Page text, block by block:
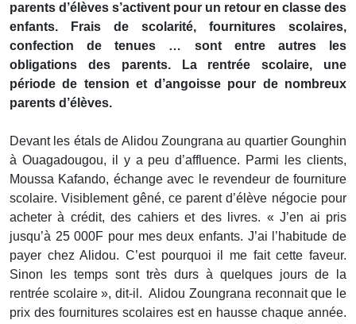
parents d’élèves s’activent pour un retour en classe des
enfants. Frais de scolarité, fournitures scolaires,
confection de tenues … sont entre autres les
obligations des parents. La rentrée scolaire, une
période de tension et d’angoisse pour de nombreux
parents d’élèves.
Devant les étals de Alidou Zoungrana au quartier Gounghin
à Ouagadougou, il y a peu d’affluence. Parmi les clients,
Moussa Kafando, échange avec le revendeur de fourniture
scolaire. Visiblement gêné, ce parent d’élève négocie pour
acheter à crédit, des cahiers et des livres. « J’en ai pris
jusqu’à 25 000F pour mes deux enfants. J’ai l’habitude de
payer chez Alidou. C’est pourquoi il me fait cette faveur.
Sinon les temps sont très durs à quelques jours de la
rentrée scolaire », dit-il. Alidou Zoungrana reconnait que le
prix des fournitures scolaires est en hausse chaque année.